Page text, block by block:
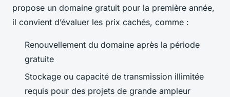
propose un domaine gratuit pour la première année,
il convient d’évaluer les prix cachés, comme :
Renouvellement du domaine après la période
gratuite
Stockage ou capacité de transmission illimitée
requis pour des projets de grande ampleur